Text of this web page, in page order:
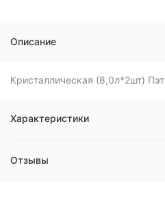
Описание
Кристаллическая (8,0л*2шт) Пэт
Характеристики
Отзывы